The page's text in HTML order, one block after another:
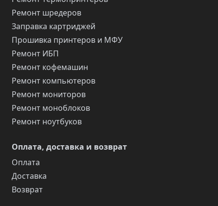
Ремонт шредеров
Заправка картриджей
Прошивка принтеров и МФУ
Ремонт ИБП
Ремонт кофемашин
Ремонт компьютеров
Ремонт мониторов
Ремонт моноблоков
Ремонт ноутбуков
Оплата, доставка и возврат
Оплата
Доставка
Возврат